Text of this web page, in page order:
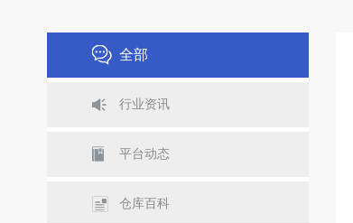
全部
行业资讯
平台动态
仓库百科